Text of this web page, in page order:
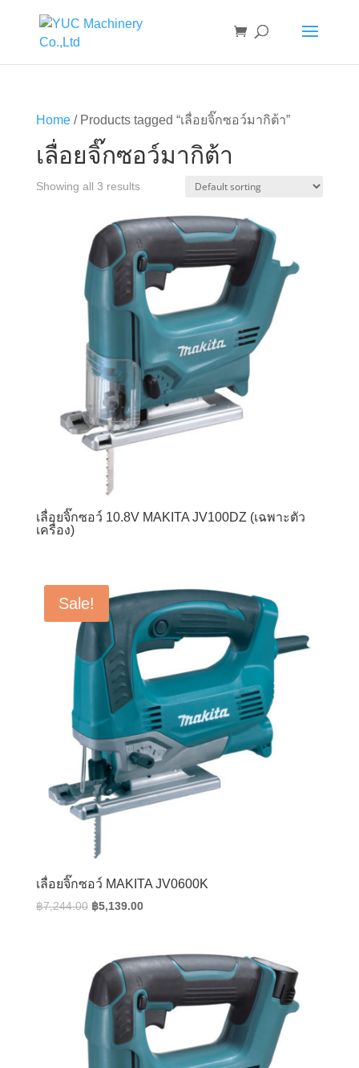
Home/ Products tagged “เลื่อยจิ๊กซอว์มากิต้า”
เลื่อยจิ๊กซอว์มากิต้า
Showing all 3 results
เลื่อยจิ๊กซอว์ 10.8V MAKITA JV100DZ (เฉพาะตัว
เครื่อง)
Sale!
เลื่อยจิ๊กซอว์ MAKITA JV0600K
฿7,244.00 Original
฿7,244.00.
฿5,139.00Current
฿5,139.00.